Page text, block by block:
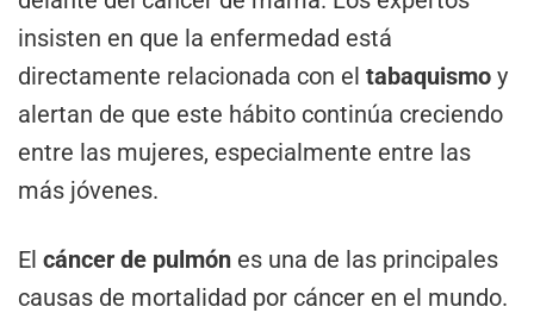
insisten en que la enfermedad está
directamente relacionada con el tabaquismo y
alertan de que este hábito continúa creciendo
entre las mujeres, especialmente entre las
más jóvenes.
El cáncer de pulmón es una de las principales
causas de mortalidad por cáncer en el mundo.